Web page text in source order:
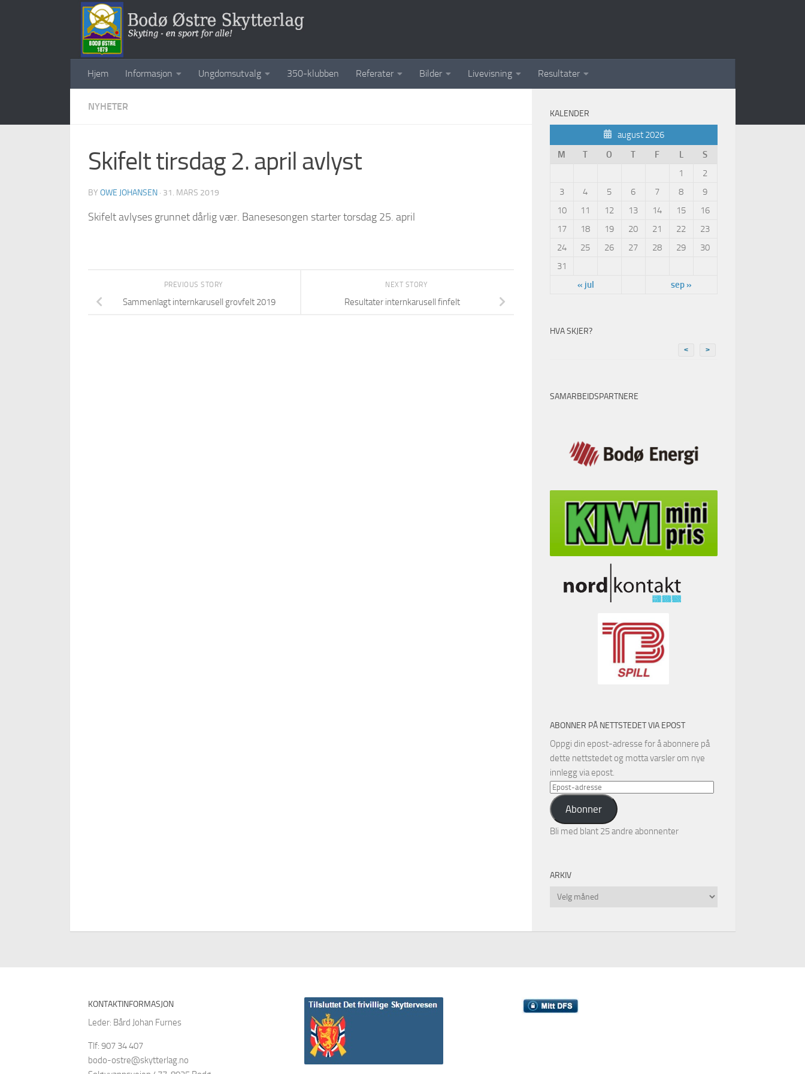
Hjem Informasjon Ungdomsutvalg 350-klubben Referater Bilder Livevisning Resultater
NYHETER
Skifelt tirsdag 2. april avlyst
BY OWE JOHANSEN · 31. MARS 2019
Skifelt avlyses grunnet dårlig vær. Banesesongen starter torsdag 25. april
NEXT STORY
Resultater internkarusell finfelt
PREVIOUS STORY
Sammenlagt internkarusell grovfelt 2019
KALENDER
august 2026
M
T O T F L
S
1
2
3
4 5 6 7 8
9
10
11 12 13 14 15
16
17
18 19 20 21 22
23
24
25 26 27 28 29
30
31
« jul
sep »
HVA SKJER?
< >
SAMARBEIDSPARTNERE
ABONNER PÅ NETTSTEDET VIA EPOST
Oppgi din epost-adresse for å abonnere på
dette nettstedet og motta varsler om nye
innlegg via epost.
Epost-
adresse
Abonner
Bli med blant 25 andre abonnenter
ARKIV
Arkiv
KONTAKTINFORMASJON
Leder: Bård Johan Furnes
Tlf: 907 34 407
bodo-ostre@skytterlag.no